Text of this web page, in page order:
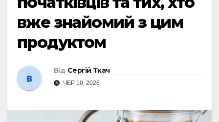
вже знайомий з цим
продуктом
Від Сергій Ткач
ЧЕР 10, 2026